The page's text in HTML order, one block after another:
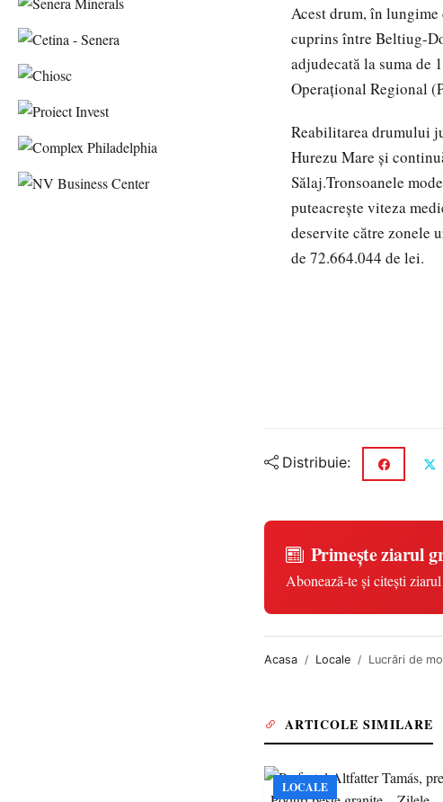
Acestdrum,în lungime
cuprins între Beltiug-
adjudecatălasumade
Operațional Regional
Reabilitareadrumului
Hurezu Mare și
Sălaj.Tronsoanele
puteacrește viteza
deservite către zonele
de 72.664.044 de lei.
Distribuie:
Primește ziarul
Abonează-te și citești
Acasa Locale Lucrări de
ARTICOLE SIMILARE
LOCALE